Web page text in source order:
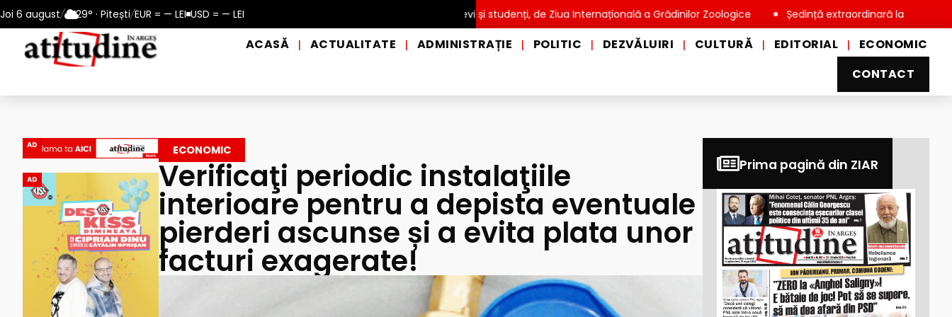
Joi 6 august/ 29° · Pitești/EUR = — LEI USD = — LEI
de caniculă, în municipiul Pitești! Intrare GRATUITĂ pentru copii, elevi și studenți, de Ziua Internațională a Grădinilor Zoologice Ședință extraordinară la Consiliul Local
ACASĂ | ACTUALITATE | ADMINISTRAȚIE | POLITIC | DEZVĂLUIRI | CULTURĂ | EDITORIAL |
ECONOMIC
CONTACT
AD
AD
ECONOMIC
Verificaţi periodic instalaţiile
interioare pentru a depista eventuale
pierderi ascunse și a evita plata unor
facturi exagerate!
Prima pagină din ZIAR